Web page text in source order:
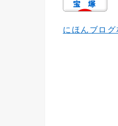
にほんブログ